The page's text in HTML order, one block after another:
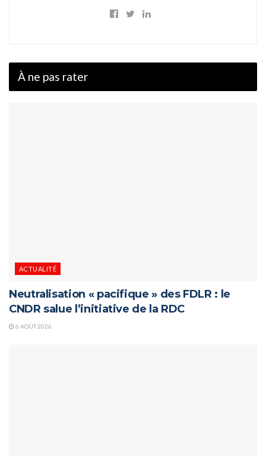
À ne pas rater
ACTUALITÉ
Neutralisation « pacifique » des FDLR : le
CNDR salue l’initiative de la RDC
6 AOÛT 2026